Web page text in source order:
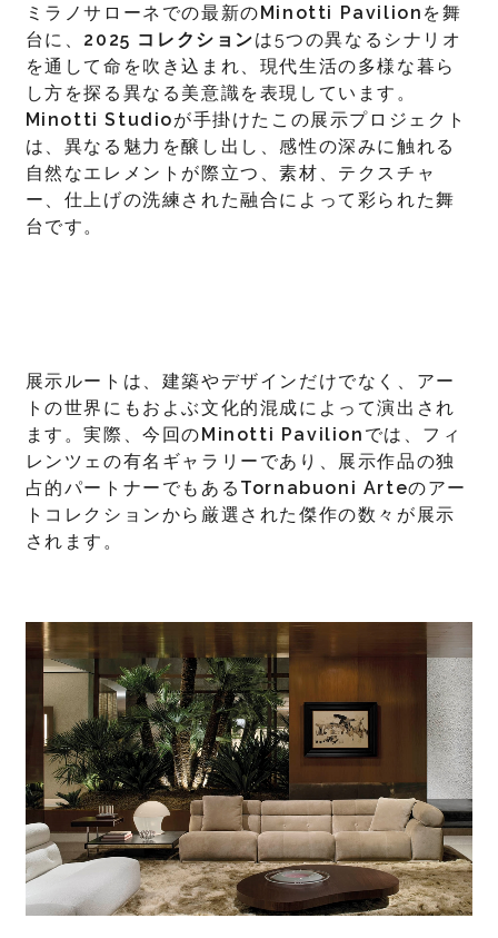
ミラノサローネでの最新のMinotti Pavilion を舞
台に、 2025 コレクションは5つの異なるシナリオ
を通して命を吹き込まれ、現代生活の多様な暮ら
し方を探る異なる美意識を表現しています。
Minotti Studioが手掛けたこの展示プロジェクト
は、異なる魅力を醸し出し、感性の深みに触れる
自然なエレメントが際立つ、素材、テクスチャ
ー、仕上げの洗練された融合によって彩られた舞
台です。
展示ルートは、建築やデザインだけでなく、アー
トの世界にもおよぶ文化的混成によって演出され
ます。実際、今回のMinotti Pavilion では、フィ
レンツェの有名ギャラリーであり、展示作品の独
占的パートナーでもある Tornabuoni Arteのアー
トコレクションから厳選された傑作の数々が展示
されます。